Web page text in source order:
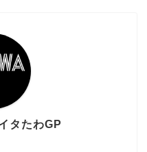
タたわGP